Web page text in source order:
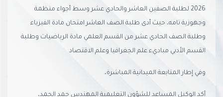
2026 لطلبة الصفين العاشر والحادي عشر وسط أجواء منظمة
وجهوزية تامه، حيث أدى طلبة الصف العاشر امتحان مادة الفيزياء
وطلبة الصف الحادي عشر من القسم العلمي مادة الرياضيات وطلبة
القسم الأدبي مباديء علم الجغرافيا وعلم الاقتصاد
وفي إطار المتابعة الميدانية المباشرة،
أكد الوكيل المساعد للشؤون التعليمية المهندس حمد الحمد،